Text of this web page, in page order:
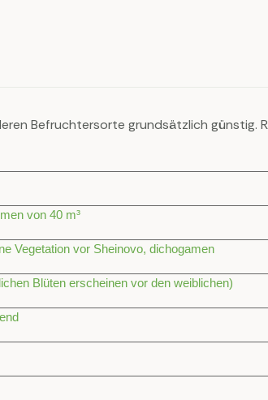
Befruchtersorte grundsätzlich günstig.
von 40 m³
Vegetation vor Sheinovo, dichogamen
Blüten erscheinen vor den weiblichen)